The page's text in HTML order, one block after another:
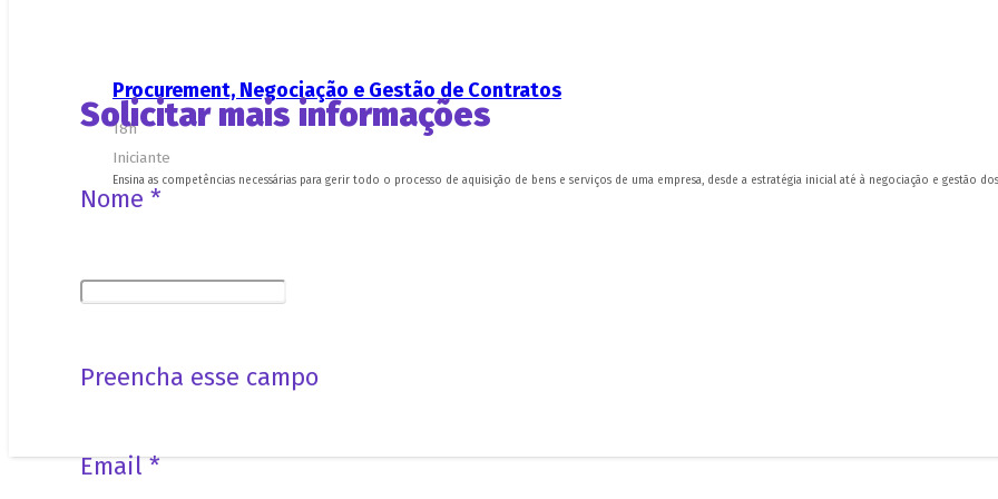
Solicitar mais informações
Nome *
Preencha esse campo
Email *
Procurement, Negociação e Gestão de Contratos
18h
Iniciante
Ensina as competências necessárias para gerir todo o processo de aquisição de bens e serviços de uma empresa, desde a estratégia inicial até à negociação e gestão